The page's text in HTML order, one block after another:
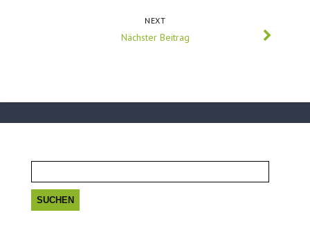
NEXT
Nächster Beitrag
nach: